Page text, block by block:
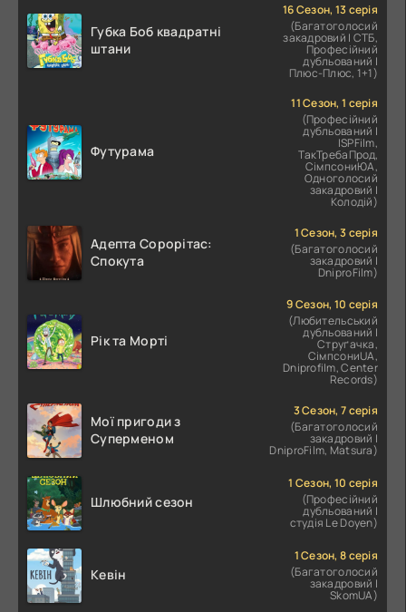
Губка Боб квадратні
штани
16 Сезон, 13 серія
(Багатоголосий
закадровий | СТБ,
Професійний
дубльований |
Плюс-Плюс, 1+1)
Футурама
11 Сезон, 1 серія
(Професійний
дубльований |
ІSPFilm,
ТакТребаПрод,
СімпсониЮА,
Одноголосий
закадровий |
Колодій)
Адепта Сорорітас:
Спокута
1 Сезон, 3 серія
(Багатоголосий
закадровий |
DniproFilm)
Рік та Морті
9 Сезон, 10 серія
(Любительський
дубльований |
Струґачка,
СімпсониUA,
Dniprofilm, Center
Records)
Мої пригоди з
Суперменом
3 Сезон, 7 серія
(Багатоголосий
закадровий |
DniproFilm, Matsura)
Шлюбний сезон
1 Сезон, 10 серія
(Професійний
дубльований |
студія Le Doyen)
Кевін
1 Сезон, 8 серія
(Багатоголосий
закадровий |
SkomUA)